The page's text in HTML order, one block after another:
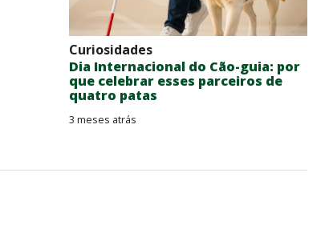
Curiosidades
Dia Internacional do Cão-guia: por
que celebrar esses parceiros de
quatro patas
3 meses atrás